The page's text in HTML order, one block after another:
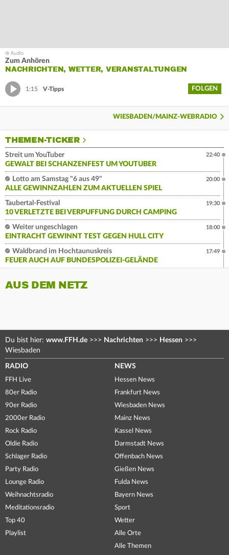
Zum Anhören
NACHRICHTEN, WETTER, VERANSTALTUNGEN
1:15 V-Tipps FOLGEN
WIESBADEN/MAINZ-WEBRADIO
THEMEN-TICKER
Streit um YouTuber
GEWALT BEI SCHANZENFEST UM YOUTUBER
22:40
Lotto am Samstag "6 aus 49"
ALLE GEWINNZAHLEN ZUM AKTUELLEN SPIEL
20:00
Taubertal-Festival
10 VERLETZTE BEI VERPUFFUNG DURCH CAMPING
19:30
Weiter ungeschlagen
EINTRACHT GEWINNT TEST GEGEN HULL CITY
18:00
Waldbrand im Hochtaunuskreis
FEUER AUCH AUF BUNDESPOLIZEI-GELÄNDE
17:49
AUS DEM NETZ
Du bist hier: www.FFH.de >>> Nachrichten >>> Hessen >>>
Wiesbaden
RADIO
FFH Live
80er Radio
90er Radio
2000er Radio
Rock Radio
Oldie Radio
Schlager Radio
Party Radio
Lounge Radio
Weihnachtsradio
Meditationsradio
Top 40
Playlist
NEWS
Hessen News
Frankfurt News
Wiesbaden News
Mainz News
Kassel News
Darmstadt News
Offenbach News
Gießen News
Fulda News
Bayern News
Sport
Wetter
Alle Orte
Alle Themen